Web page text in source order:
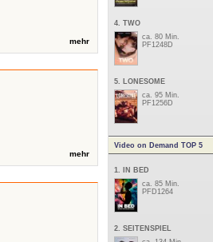
mehr
mehr
4. TWO
ca. 80 Min.
PF1248D
5. LONESOME
ca. 95 Min.
PF1256D
Video on Demand TOP 5
1. IN BED
ca. 85 Min.
PFD1264
2. SEITENSPIEL